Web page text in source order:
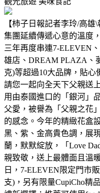
【柿子日報記者李玲/高
集團延續傳遞心意的溫度
三年再度串連7-ELEVEN
雄店、DREAM PLAZA、
克)等超過10大品牌，貼
請您一起向全天下父親送
用由泰國進口的「銀河」
父愛，被譽為「父親之花
的感念。今年的精緻花盒
黑、紫、金高貴色調，展
蘭，默默綻放，「Love
親致敬，送上最體面且溫
日，7-ELEVEN限定門市
支)，另有限量CupiCho精